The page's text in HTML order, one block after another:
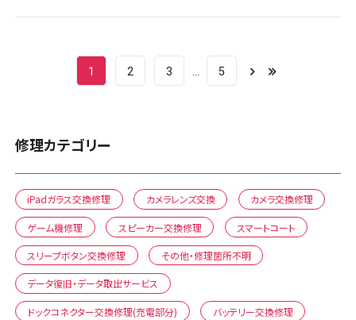
1 2 3 5
修理カテゴリー
iPadガラス交換修理 カメラレンズ交換 カメラ交換修理
ゲーム機修理 スピーカー交換修理 スマートコート
スリープボタン交換修理 その他・修理箇所不明
データ復旧・データ取出サービス
ドックコネクター交換修理(充電部分) バッテリー交換修理